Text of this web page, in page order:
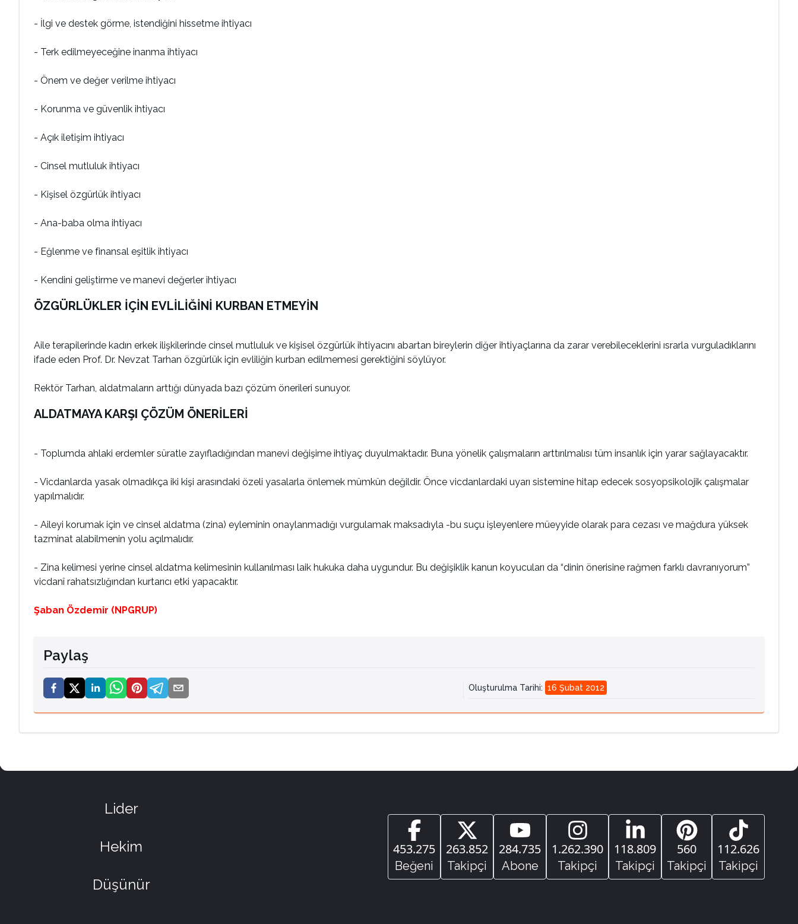
- İlgi ve destek görme, istendiğini hissetme ihtiyacı
- Terk edilmeyeceğine inanma ihtiyacı
- Önem ve değer verilme ihtiyacı
- Korunma ve güvenlik ihtiyacı
- Açık iletişim ihtiyacı
- Cinsel mutluluk ihtiyacı
- Kişisel özgürlük ihtiyacı
- Ana-baba olma ihtiyacı
- Eğlenme ve finansal eşitlik ihtiyacı
- Kendini geliştirme ve manevi değerler ihtiyacı
ÖZGÜRLÜKLER İÇİN EVLİLİĞİNİ KURBAN ETMEYİN
Aile terapilerinde kadın erkek ilişkilerinde cinsel mutluluk ve kişisel özgürlük ihtiyacını abartan bireylerin diğer ihtiyaçlarına da zarar verebileceklerini ısrarla vurguladıklarını
ifade eden Prof. Dr. Nevzat Tarhan özgürlük için evliliğin kurban edilmemesi gerektiğini söylüyor.
Rektör Tarhan, aldatmaların arttığı dünyada bazı çözüm önerileri sunuyor.
ALDATMAYA KARŞI ÇÖZÜM ÖNERİLERİ
- Toplumda ahlaki erdemler süratle zayıfladığından manevi değişime ihtiyaç duyulmaktadır. Buna yönelik çalışmaların arttırılmalısı tüm insanlık için yarar sağlayacaktır.
- Vicdanlarda yasak olmadıkça iki kişi arasındaki özeli yasalarla önlemek mümkün değildir. Önce vicdanlardaki uyarı sistemine hitap edecek sosyopsikolojik çalışmalar
yapılmalıdır.
- Aileyi korumak için ve cinsel aldatma (zina) eyleminin onaylanmadığı vurgulamak maksadıyla -bu suçu işleyenlere müeyyide olarak para cezası ve mağdura yüksek
tazminat alabilmenin yolu açılmalıdır.
- Zina kelimesi yerine cinsel aldatma kelimesinin kullanılması laik hukuka daha uygundur. Bu değişiklik kanun koyucuları da “dinin önerisine rağmen farklı davranıyorum”
vicdanî rahatsızlığından kurtarıcı etki yapacaktır.
Şaban Özdemir (NPGRUP)
Paylaş
Oluşturulma Tarihi: 16 Şubat 2012
Lider
Hekim
Düşünür
453.275
Beğeni
263.852
Takipçi
284.735
Abone
1.262.390
Takipçi
118.809
Takipçi
560
Takipçi
112.626
Takipçi